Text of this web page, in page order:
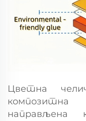
Цветна
направљена